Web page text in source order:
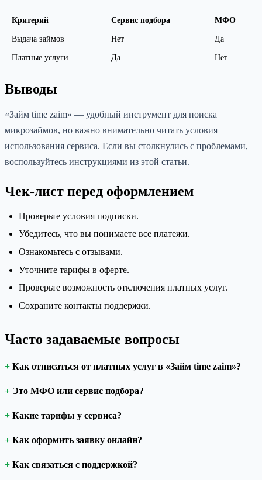
Критерий Сервис подбора МФО
Выдача займов Нет Да
Платные услуги Да Нет
Выводы
«Займ time zaim» — удобный инструмент для поиска
микрозаймов, но важно внимательно читать условия
использования сервиса. Если вы столкнулись с проблемами,
воспользуйтесь инструкциями из этой статьи.
Чек-лист перед оформлением
Проверьте условия подписки.
Убедитесь, что вы понимаете все платежи.
Ознакомьтесь с отзывами.
Уточните тарифы в оферте.
Проверьте возможность отключения платных услуг.
Сохраните контакты поддержки.
Часто задаваемые вопросы
Как отписаться от платных услуг в «Займ time zaim»?
Это МФО или сервис подбора?
Какие тарифы у сервиса?
Как оформить заявку онлайн?
Как связаться с поддержкой?